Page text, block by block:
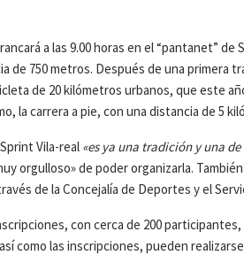
a las 9.00 horas en el “pantanet”
de 750 metros. Después de una primera
de 20 kilómetros urbanos, que este
la carrera a pie, con una distancia de 5
Vila-real «es ya una tradición y una
orgulloso» de poder organizarla.
de la Concejalía de Deportes y el
con cerca de 200
como las inscripciones, pueden